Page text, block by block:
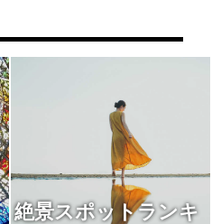
絶景スポットランキ